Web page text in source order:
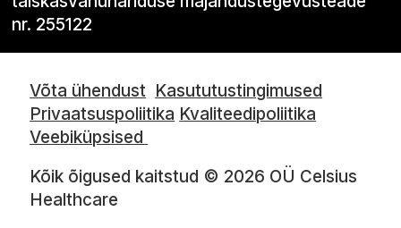
nr. 255122
Võta ühendust Kasututustingimused
Privaatsuspoliitika Kvaliteedipoliitika
Veebiküpsised
Kõik õigused kaitstud © 2026 OÜ Celsius
Healthcare